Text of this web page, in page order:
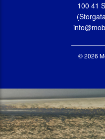
100 41
© 2026